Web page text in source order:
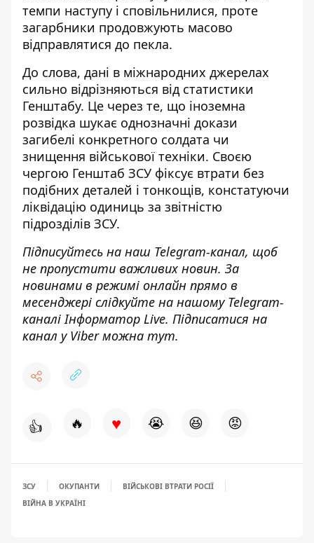
темпи наступу і сповільнилися, проте
загарбники продовжують масово
відправлятися до пекла.
До слова, дані в міжнародних джерелах
сильно відрізняються від статистики
Генштабу. Це через те, що іноземна
розвідка шукає однозначні докази
загибелі конкретного солдата чи
знищення військової техніки. Своєю
чергою Генштаб ЗСУ фіксує втрати без
подібних деталей і тонкощів, констатуючи
ліквідацію одиниць за звітністю
підрозділів ЗСУ.
Підписуйтесь на наш Telegram-канал, щоб
не пропустити важливих новин. За
новинами в режимі онлайн прямо в
месенджері слідкуйте на нашому Telegram-
каналіІнформатор Live. Підписатися на
канал у Viber можна тут.
👍 🔥 ♥ 😭 😆 😡
ЗСУ ОКУПАНТИ
ВІЙСЬКОВІ ВТРАТИ РОСІЇ
ВІЙНА В УКРАЇНІ